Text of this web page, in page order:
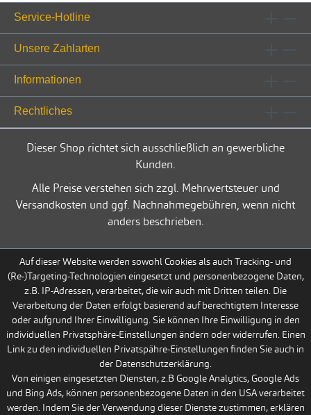
Service-Hotline
Unsere Zahlarten
Informationen
Rechtliches
Dieser Shop richtet sich ausschließlich an gewerbliche
Kunden.
Alle Preise verstehen sich zzgl. Mehrwertsteuer und
Versandkosten und ggf. Nachnahmegebühren, wenn nicht
anders beschrieben.
Auf dieser Website werden sowohl Cookies als auch Tracking- und
(Re-)Targeting-Technologien eingesetzt und personenbezogene Daten,
z.B. IP-Adressen, verarbeitet, die wir auch mit Dritten teilen. Die
Verarbeitung der Daten erfolgt basierend auf berechtigtem Interesse
oder aufgrund Ihrer Einwilligung. Sie können Ihre Einwilligung in den
individuellen Privatsphäre-Einstellungen ändern oder widerrufen. Einen
Link zu den individuellen Privatspähre-Einstellungen finden Sie auch in
der Datenschutzerklärung.
Von einigen eingesetzten Diensten, z.B Google Analytics, Google Ads
und Bing Ads, können personenbezogene Daten in den USA verarbeitet
werden. Indem Sie der Verwendung dieser Dienste zustimmen, erklären